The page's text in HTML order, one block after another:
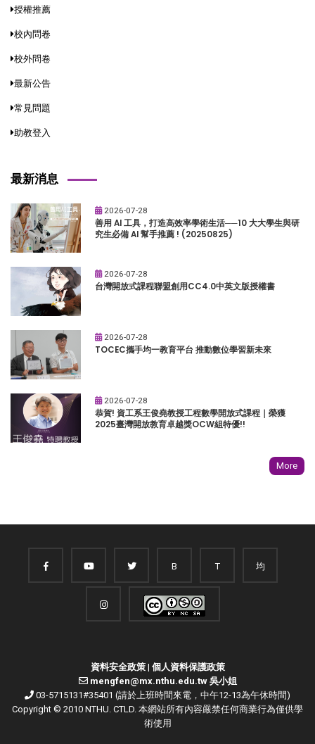
授權推薦
校內問卷
校外問卷
最新公告
常見問題
助教登入
最新消息
2026-07-28
善用 AI 工具，打造高效率學術生活──10 大大學生與研
究生必備 AI 幫手推薦 ! (20250825)
2026-07-28
台灣開放式課程聯盟創用CC4.0中英文版授權書
2026-07-28
TOCEC攜手均一教育平台 推動數位學習新未來
2026-07-28
恭賀! 資工系王俊堯教授工程數學開放式課程｜榮獲
2025臺灣開放教育卓越獎OCW組特優!!
More
B T 均
資料安全政策| 個人資料保護政策
mengfen@mx.nthu.edu.tw 吳小姐
03-5715131#35401 (請於上班時間來電，中午12-13為午休時間)
Copyright © 2010 NTHU. CTLD. 本網站所有內容嚴禁任何商業行為僅供學
術使用